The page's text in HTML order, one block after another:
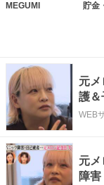
MEGUMI 貯金
元
護＆
っぱ
WEB
元メ
障